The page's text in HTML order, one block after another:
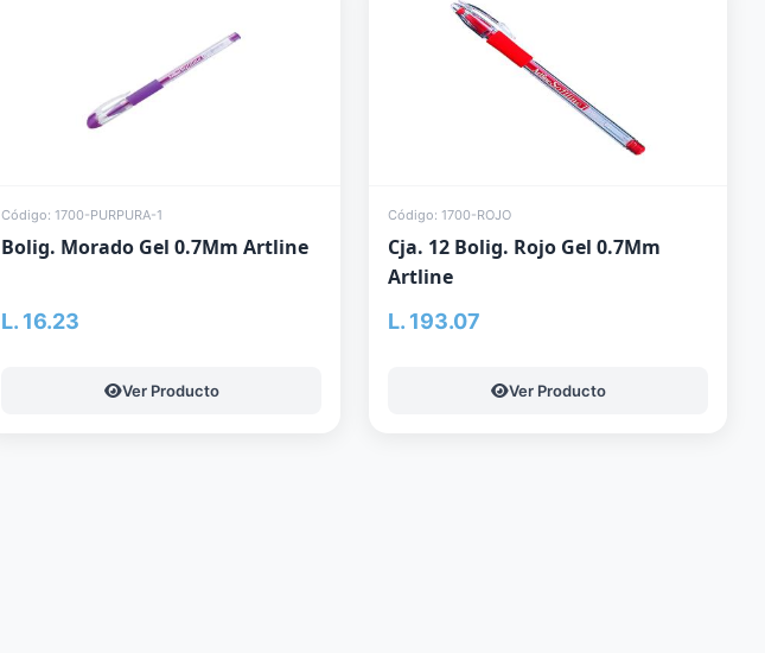
Código: 1700-PURPURA-1
Bolig. Morado Gel 0.7Mm Artline
L. 16.23
Ver Producto
Código: 1700-ROJO
Cja. 12 Bolig. Rojo Gel 0.7Mm
Artline
L. 193.07
Ver Producto